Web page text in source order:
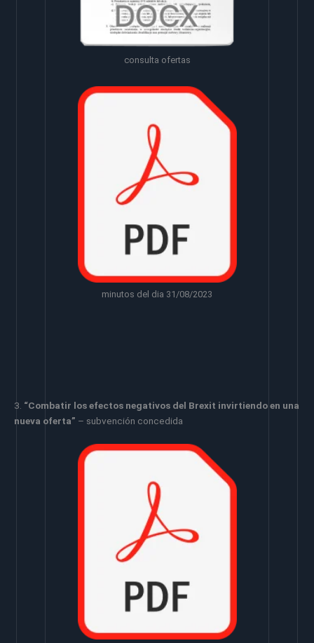
consulta ofertas
minutos del dia 31/08/2023
3. “Combatir los efectos negativos del Brexit invirtiendo en una
nueva oferta” – subvención concedida